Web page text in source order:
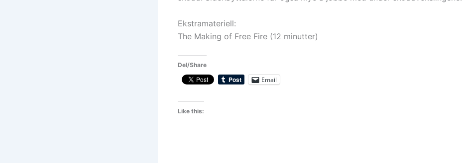
Ekstramateriell:
The Making of Free Fire (12 minutter)
Del/Share
Email
Like this: